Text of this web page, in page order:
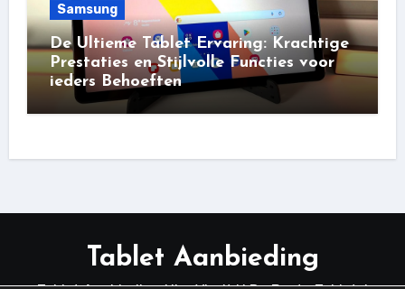
Samsung
De Ultieme Tablet Ervaring: Krachtige
Prestaties en Stijlvolle Functies voor
ieders Behoeften
Tablet Aanbieding